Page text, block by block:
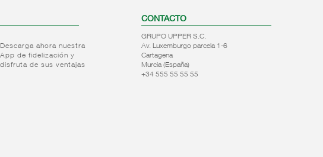
Descarga ahora nuestra
App de fidelización y
disfruta de sus ventajas
CONTACTO
GRUPO UPPER S.C.
Av. Luxemburgo parcela 1-6
Cartagena
Murcia (España)
+34 555 55 55 55